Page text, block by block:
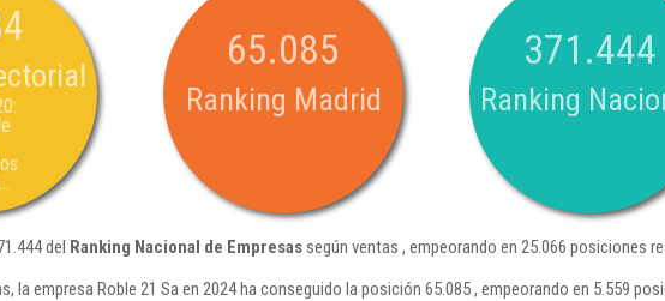
65.085
Ranking Madrid
371.444
Ranking
del Ranking Nacional de Empresassegún ventas , empeorando en 25.066 posiciones
la empresa Roble 21 Sa en 2024 ha conseguido la posición 65.085 , empeorando en 5.559